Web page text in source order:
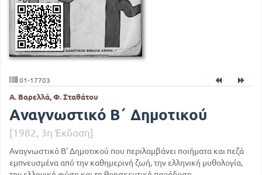
01-17703
Α. Βαρελλά, Φ. Σταθάτου
Αναγνωστικό Β΄ Δημοτικού
[1982, 3η Έκδοση]
Αναγνωστικό Β' Δημοτικού που περιλαμβάνει ποιήματα και πεζά
εμπνευσμένα από την καθημερινή ζωή, την ελληνική μυθολογία,